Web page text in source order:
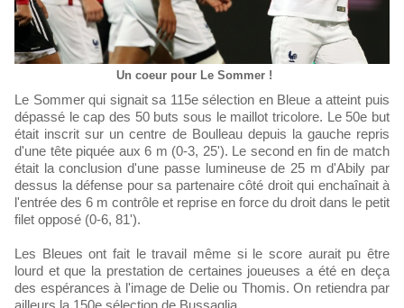
Un coeur pour Le Sommer !
Le Sommer qui signait sa 115e sélection en Bleue a atteint puis
dépassé le cap des 50 buts sous le maillot tricolore. Le 50e but
était inscrit sur un centre de Boulleau depuis la gauche repris
d'une tête piquée aux 6 m (0-3, 25'). Le second en fin de match
était la conclusion d'une passe lumineuse de 25 m d'Abily par
dessus la défense pour sa partenaire côté droit qui enchaînait à
l'entrée des 6 m contrôle et reprise en force du droit dans le petit
filet opposé (0-6, 81').
Les Bleues ont fait le travail même si le score aurait pu être
lourd et que la prestation de certaines joueuses a été en deça
des espérances à l'image de Delie ou Thomis. On retiendra par
ailleurs la 150e sélection de Bussaglia.